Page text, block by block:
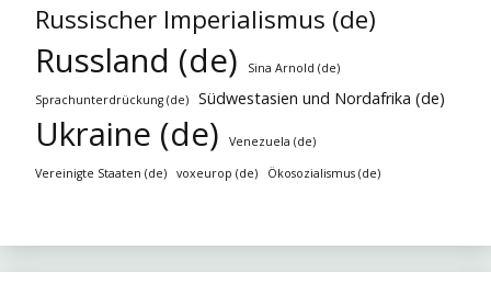
Russischer Imperialismus (de)
Russland (de) Sina Arnold (de)
Sprachunterdrückung (de) Südwestasien und Nordafrika (de)
Ukraine (de) Venezuela (de)
Vereinigte Staaten (de) voxeurop (de) Ökosozialismus (de)